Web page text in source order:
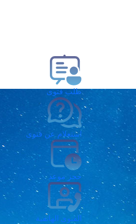
طلب فتوى
استعلام عن فتوى
حجز موعد
الفتوى الهاتفية